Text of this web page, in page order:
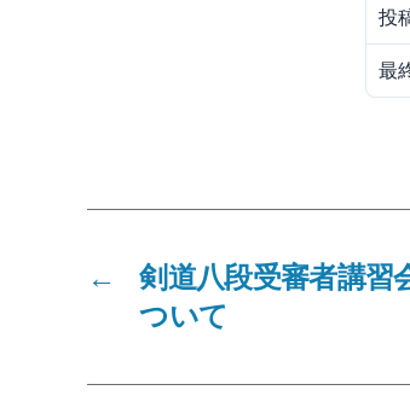
投
最
←
剣道八段受審者講習
ついて